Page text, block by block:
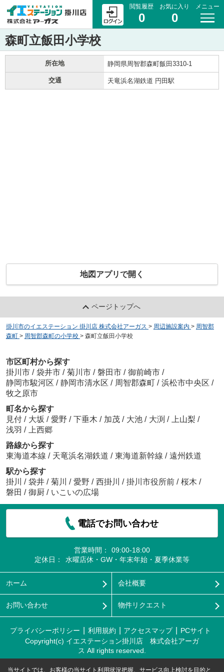
閲覧履歴
0
お気に入り
0
メニュー
森町立飯田小学校
所在地 静岡県周智郡森町飯田3310-1
交通 天竜浜名湖鉄道 円田駅
地図アプリで開く
ページトップへ
掛川市のイエステーション 掛川店 株式会社アーガス > 周辺施設案内 > 周智郡
森町 > 周智郡森町の小学校 > 森町立飯田小学校
市区町村から探す
掛川市 / 袋井市 / 菊川市 / 磐田市 / 御前崎市 /
静岡市駿河区 / 静岡市清水区 / 周智郡森町 / 浜松市中央区 /
牧之原市
町名から探す
見付 / 大坂 / 愛野 / 下垂木 / 加茂 / 大池 / 大渕 / 上山梨 /
浅羽 /
上西郷
路線から探す
東海道本線 / 天竜浜名湖鉄道 / 東海道新幹線 / 遠州鉄道
駅から探す
掛川
/ 袋井 / 菊川 / 愛野 / 西掛川 / 掛川市役所前 / 桜木 /
磐田 / 御厨 / いこいの広場
電話でお問い合わせ
営業時間：
09:00-18:00
定休日：
水曜店休・GW・年末年始・夏季休業等
ホーム 会社概要
お問い合わせ 物件リクエスト
プライバシーポリシー 利用規約 アクセスマップ
PCサイト
Copyright(c) イエステーション掛川店 株式会社アーガ
ス All rights reserved.
当サイトでは、お客様の当サイト利用状況把握、サービス向上検討を目的と